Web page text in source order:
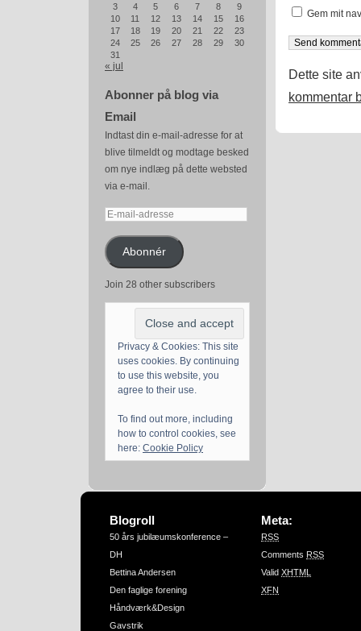
3
4 5 6 7 8
9
10
11 12 13 14 15
16
17
18 19 20 21 22
23
24
25 26 27 28 29
30
31
« jul
Abonner på blog via
Email
Indtast din e-mail-adresse for at
blive tilmeldt og modtage besked
om nye indlæg på dette websted
via e-mail.
E-
adresseAbonnér
Join 28 other subscribers
Privacy & Cookies: This site
uses cookies. By continuing
to use this website, you
agree to their use.
To find out more, including
how to control cookies, see
here: Cookie Policy
Gem mit
Dette site
kommentar
Blogroll
50 års jubilæumskonference –
DH
Bettina Andersen
Den faglige forening
Håndværk&Design
Gavstrik
Meta:
RSS
Comments RSS
Valid XHTML
XFN